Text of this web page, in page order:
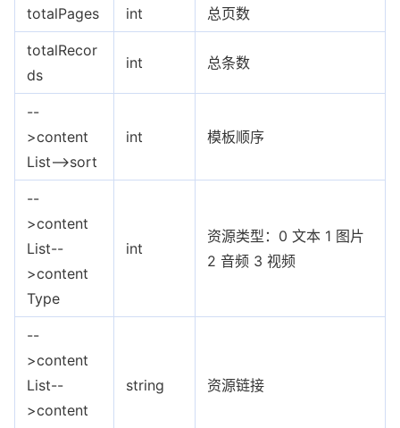
totalPages int 总页数
totalRecor
ds
int 总条数
--
>content
List-->sort
int 模板顺序
--
>content
List--
>content
Type
int
资源类型：0 文本 1 图片
2 音频 3 视频
--
>content
List--
>content
string 资源链接